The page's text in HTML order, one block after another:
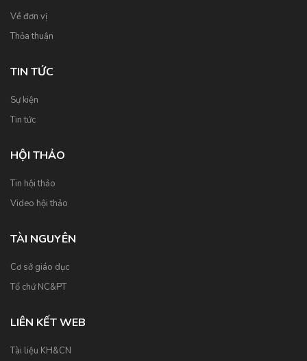
Về đơn vị
Thỏa thuận
TIN TỨC
Sự kiện
Tin tức
HỘI THẢO
Tin hội thảo
Video hội thảo
TÀI NGUYÊN
Cơ sở giáo dục
Tổ chứ NC&PT
LIÊN KẾT WEB
Tài liệu KH&CN